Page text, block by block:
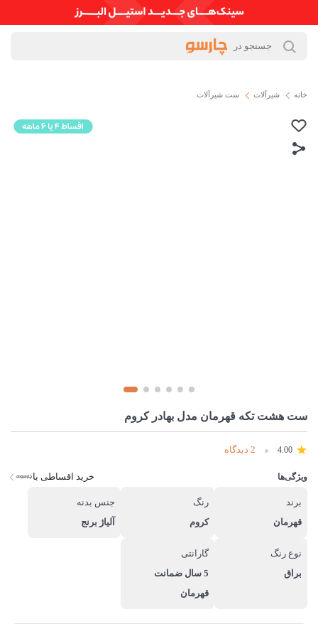
خانه شیرآلات ست شیرآلات
ست هشت تکه قهرمان مدل بهادر کروم
4.00 2 دیدگاه
ویژگی‌ها خرید اقساطی با
برند
قهرمان
رنگ
کروم
جنس بدنه
آلیاژ برنج
نوع رنگ
براق
گارانتی
5 سال ضمانت
قهرمان